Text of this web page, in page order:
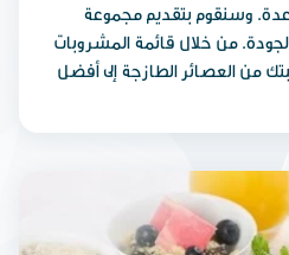
وسنقوم بتقديم مجموعة
من خلال قائمة المشروبات
من العصائر الطازجة إلى أفضل